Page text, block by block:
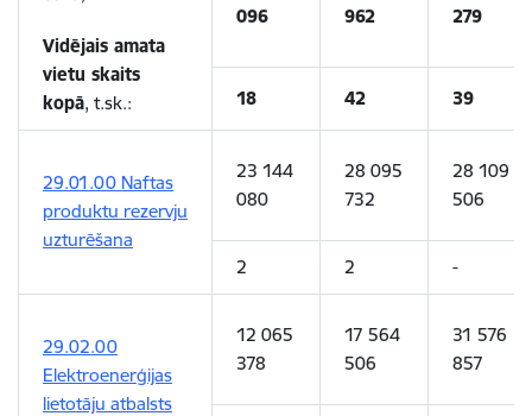
Vidējais amata
vietu skaits
kopā, t.sk.:
096
962
279
18 42 39
29.01.00 Naftas
produktu rezervju
uzturēšana
23 144
080
28 095
732
28 109
506
2 2 -
29.02.00
Elektroenerģijas
lietotāju atbalsts
12 065
378
17 564
506
31 576
857